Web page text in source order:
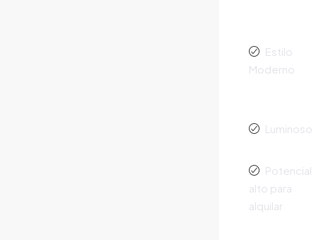
Estilo
Moderno
Luminoso
Potencial
alto para
alquilar